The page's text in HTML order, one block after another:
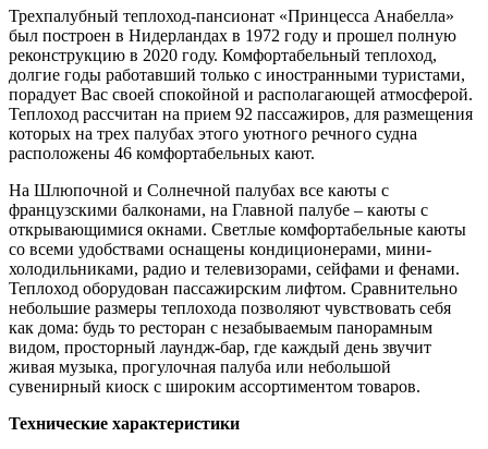
Трехпалубный теплоход-пансионат «Принцесса Анабелла»
был построен в Нидерландах в 1972 году и прошел полную
реконструкцию в 2020 году. Комфортабельный теплоход,
долгие годы работавший только с иностранными туристами,
порадует Вас своей спокойной и располагающей атмосферой.
Теплоход рассчитан на прием 92 пассажиров, для размещения
которых на трех палубах этого уютного речного судна
расположены 46 комфортабельных кают.
На Шлюпочной и Солнечной палубах все каюты с
французскими балконами, на Главной палубе – каюты с
открывающимися окнами. Светлые комфортабельные каюты
со всеми удобствами оснащены кондиционерами, мини-
холодильниками, радио и телевизорами, сейфами и фенами.
Теплоход оборудован пассажирским лифтом. Сравнительно
небольшие размеры теплохода позволяют чувствовать себя
как дома: будь то ресторан с незабываемым панорамным
видом, просторный лаундж-бар, где каждый день звучит
живая музыка, прогулочная палуба или небольшой
сувенирный киоск с широким ассортиментом товаров.
Технические характеристики